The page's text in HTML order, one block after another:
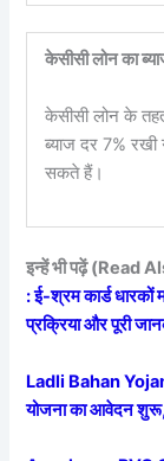
केसीसी लोन का
केसीसी लोन के
ब्याज दर 7%
सकते हैं।
इन्हें भी पढ़ें (Read
: ई-श्रम कार्ड
प्रक्रिया और पूरी
Ladli Bahan
योजना का आवेदन